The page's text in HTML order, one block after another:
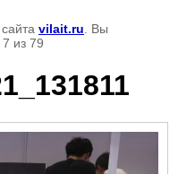
vilait.ru . Вы
из 79